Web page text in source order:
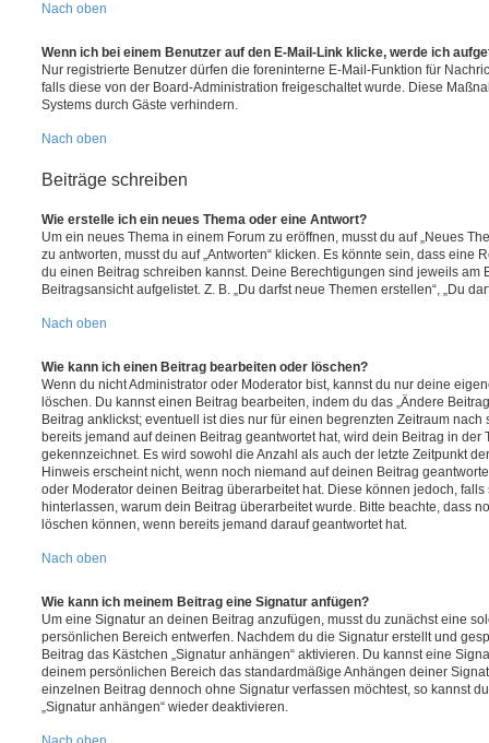
Nach oben
Wenn ich bei einem Benutzer auf den E-Mail-Link klicke, werde ich
Nur registrierte Benutzer dürfen die foreninterne E-Mail-Funktion für
falls diese von der Board-Administration freigeschaltet wurde. Diese
Systems durch Gäste verhindern.
Nach oben
Beiträge schreiben
Wie erstelle ich ein neues Thema oder eine Antwort?
Um ein neues Thema in einem Forum zu eröffnen, musst du auf „Neues
zu antworten, musst du auf „Antworten“ klicken. Es könnte sein, dass eine
du einen Beitrag schreiben kannst. Deine Berechtigungen sind jeweils am
Beitragsansicht aufgelistet. Z. B. „Du darfst neue Themen erstellen“, „Du
Nach oben
Wie kann ich einen Beitrag bearbeiten oder löschen?
Wenn du nicht Administrator oder Moderator bist, kannst du nur deine
löschen. Du kannst einen Beitrag bearbeiten, indem du das „Ändere
Beitrag anklickst; eventuell ist dies nur für einen begrenzten Zeitraum
bereits jemand auf deinen Beitrag geantwortet hat, wird dein Beitrag in der
gekennzeichnet. Es wird sowohl die Anzahl als auch der letzte Zeitpunkt
Hinweis erscheint nicht, wenn noch niemand auf deinen Beitrag
oder Moderator deinen Beitrag überarbeitet hat. Diese können jedoch,
hinterlassen, warum dein Beitrag überarbeitet wurde. Bitte beachte, dass
löschen können, wenn bereits jemand darauf geantwortet hat.
Nach oben
Wie kann ich meinem Beitrag eine Signatur anfügen?
Um eine Signatur an deinen Beitrag anzufügen, musst du zunächst eine
persönlichen Bereich entwerfen. Nachdem du die Signatur erstellt und
Beitrag das Kästchen „Signatur anhängen“ aktivieren. Du kannst eine
deinem persönlichen Bereich das standardmäßige Anhängen deiner
einzelnen Beitrag dennoch ohne Signatur verfassen möchtest, so kannst
„Signatur anhängen“ wieder deaktivieren.